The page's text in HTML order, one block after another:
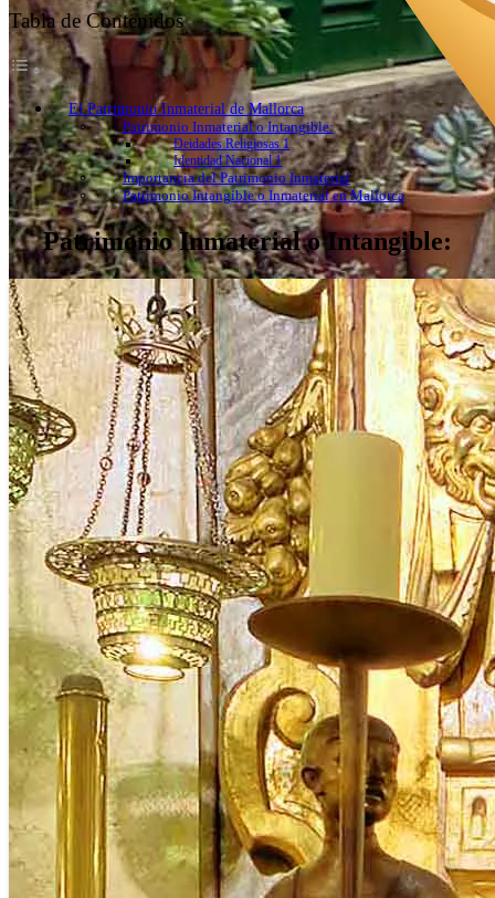
Tabla de Contenidos
El Patrimonio Inmaterial de Mallorca
Patrimonio Inmaterial o Intangible:
Deidades Religiosas 1
Identidad Nacional 1
Importancia del Patrimonio Inmaterial
Patrimonio Intangible o Inmaterial en Mallorca
Patrimonio Inmaterial o Intangible: